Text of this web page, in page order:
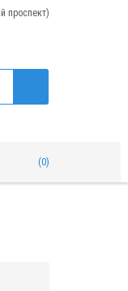
проспект)
0